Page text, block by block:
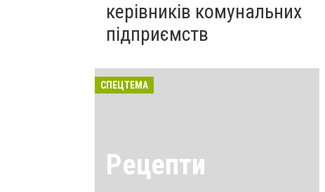
керівників комунальних
підприємств
СПЕЦТЕМА
Рецепти